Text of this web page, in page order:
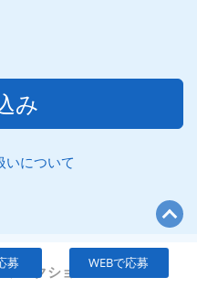
み
いについて
募 WEBで応募
ァンクション